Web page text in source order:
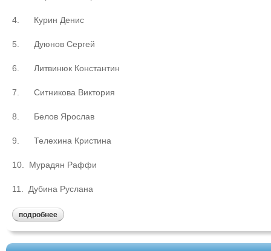
4. Курин Денис
5. Дуюнов Сергей
6. Литвинюк Константин
7. Ситникова Виктория
8. Белов Ярослав
9. Телехина Кристина
10. Мурадян Раффи
11. Дубина Руслана
подробнее